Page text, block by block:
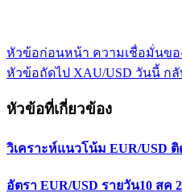
แนะแนว
หัวข้อก่อนหน้า ความเชื่อมั่นข
หัวข้อถัดไป XAU/USD วันนี้ กลั
หัวข้อที่เกี่ยวข้อง
วิเคราะห์แนวโน้ม EUR/USD
อัตรา EUR/USD รายวัน10 สค